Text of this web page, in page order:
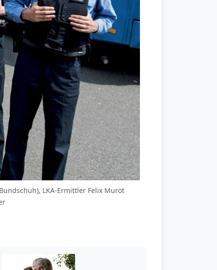
LKA-Ermittler Felix Murot